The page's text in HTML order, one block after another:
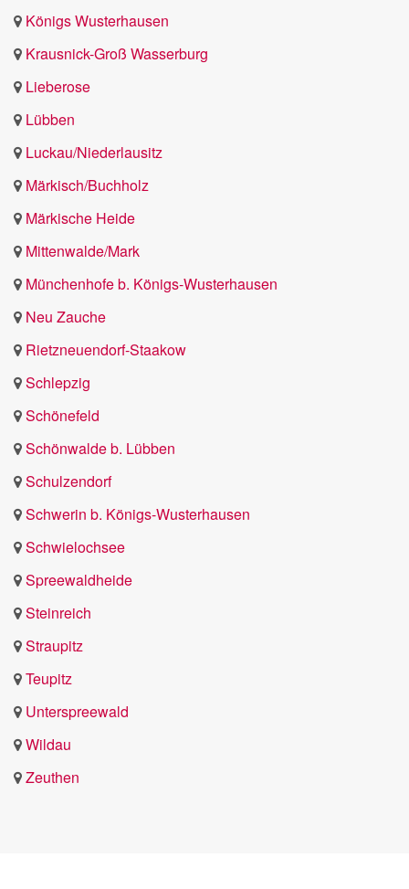
Königs Wusterhausen
Krausnick-Groß Wasserburg
Lieberose
Lübben
Luckau/Niederlausitz
Märkisch/Buchholz
Märkische Heide
Mittenwalde/Mark
Münchenhofe b. Königs-Wusterhausen
Neu Zauche
Rietzneuendorf-Staakow
Schlepzig
Schönefeld
Schönwalde b. Lübben
Schulzendorf
Schwerin b. Königs-Wusterhausen
Schwielochsee
Spreewaldheide
Steinreich
Straupitz
Teupitz
Unterspreewald
Wildau
Zeuthen